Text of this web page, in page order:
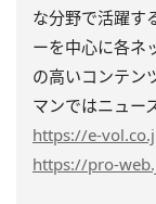
な分野で活躍す
ーを中心に各ネ
の高いコンテン
マンではニュー
https://e-
https://pro-